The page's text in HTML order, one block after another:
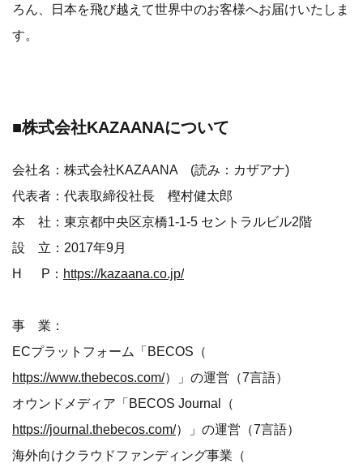
ろん、日本を飛び越えて世界中のお客様へお届けいたしま
す。
■株式会社KAZAANAについて
会社名：株式会社KAZAANA (読み：カザアナ)
代表者：代表取締役社長 樫村健太郎
本 社：東京都中央区京橋1-1-5 セントラルビル2階
設 立：2017年9月
H P： https://kazaana.co.jp/
事 業：
ECプラットフォーム「BECOS（
https://www.thebecos.com/）」の運営（7言語）
オウンドメディア「BECOS Journal（
https://journal.thebecos.com/）」の運営（7言語）
海外向けクラウドファンディング事業（